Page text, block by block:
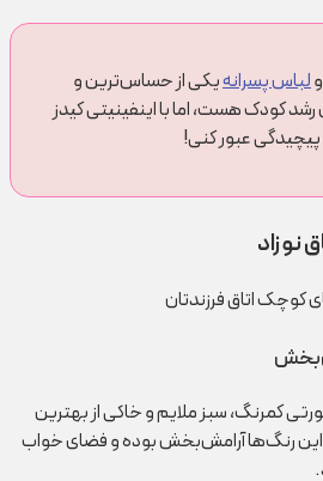
ولباس پسرانهیکی از حساس‌ترین و
کودک هست، اما با اینفینیتی کیدز
عبور کنی!
نوزاد
کوچک اتاق فرزندتان
کمرنگ، سبز ملایم و خاکی از بهترین
این رنگ‌ها آرامش‌بخش بوده و فضای خواب